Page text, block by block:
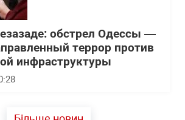
обстрел Одессы —
террор против
инфраструктуры